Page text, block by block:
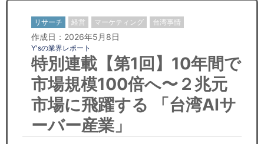
日本人にPR
コンサルティング
リサーチ
セミナー
経済ニュース
リサーチ 経営 マーケティング 台湾事情
作成日：2026年5月8日
Y'sの業界レポート
特別連載【第1回】10年間で
市場規模100倍へ〜２兆元
市場に飛躍する 「台湾AIサ
ーバー産業」